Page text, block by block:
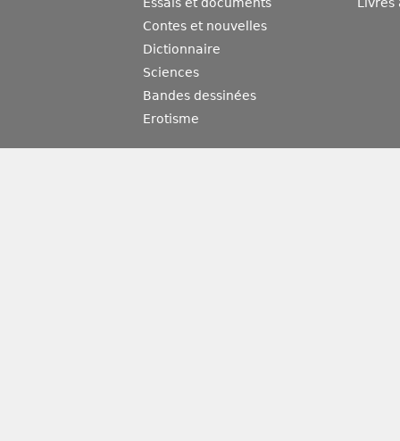
Essais et documents
Contes et nouvelles
Dictionnaire
Sciences
Bandes dessinées
Erotisme
Livres